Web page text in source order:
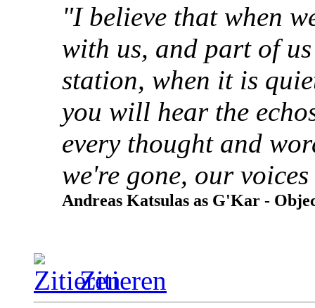
"I believe that when
with us, and part of
station, when it is
you will hear the
every thought and
we're gone, our
Andreas Katsulas as G'Kar -
Zitieren